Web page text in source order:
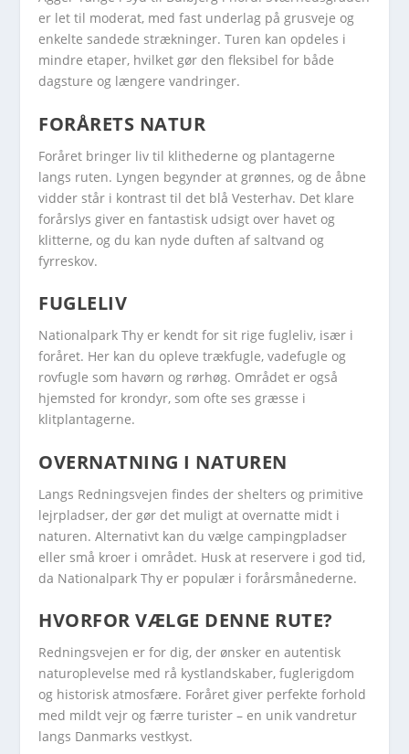
er let til moderat, med fast underlag på grusveje og
enkelte sandede strækninger. Turen kan opdeles i
mindre etaper, hvilket gør den fleksibel for både
dagsture og længere vandringer.
FORÅRETS NATUR
Foråret bringer liv til klithederne og plantagerne
langs ruten. Lyngen begynder at grønnes, og de åbne
vidder står i kontrast til det blå Vesterhav. Det klare
forårslys giver en fantastisk udsigt over havet og
klitterne, og du kan nyde duften af saltvand og
fyrreskov.
FUGLELIV
Nationalpark Thy er kendt for sit rige fugleliv, især i
foråret. Her kan du opleve trækfugle, vadefugle og
rovfugle som havørn og rørhøg. Området er også
hjemsted for krondyr, som ofte ses græsse i
klitplantagerne.
OVERNATNING I NATUREN
Langs Redningsvejen findes der shelters og primitive
lejrpladser, der gør det muligt at overnatte midt i
naturen. Alternativt kan du vælge campingpladser
eller små kroer i området. Husk at reservere i god tid,
da Nationalpark Thy er populær i forårsmånederne.
HVORFOR VÆLGE DENNE RUTE?
Redningsvejen er for dig, der ønsker en autentisk
naturoplevelse med rå kystlandskaber, fuglerigdom
og historisk atmosfære. Foråret giver perfekte forhold
med mildt vejr og færre turister – en unik vandretur
langs Danmarks vestkyst.